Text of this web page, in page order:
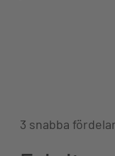
3 snabba fördelar